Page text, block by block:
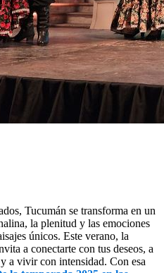
Tucumán se transforma en un
la plenitud y las emociones
únicos. Este verano, la
a conectarte con tus deseos, a
a vivir con intensidad. Con esa